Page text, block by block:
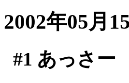
2002年05月
#1 あっさー